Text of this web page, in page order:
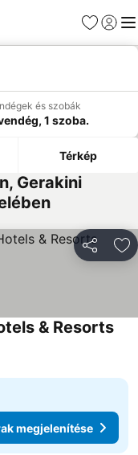
Kedvencek
és szobák
1 szoba.
Térkép
Gerakini
& Resorts
megjelenítése